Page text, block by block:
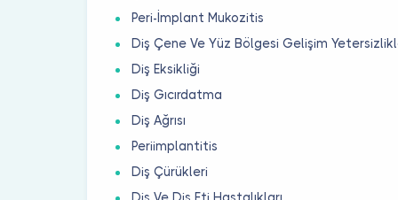
Peri-İmplant Mukozitis
Diş Çene Ve Yüz Bölgesi Gelişim
Diş Eksikliği
Diş Gıcırdatma
Diş Ağrısı
Periimplantitis
Diş Çürükleri
Diş Ve Diş Eti Hastalıkları